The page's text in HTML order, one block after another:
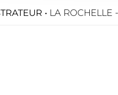
• LA ROCHELLE